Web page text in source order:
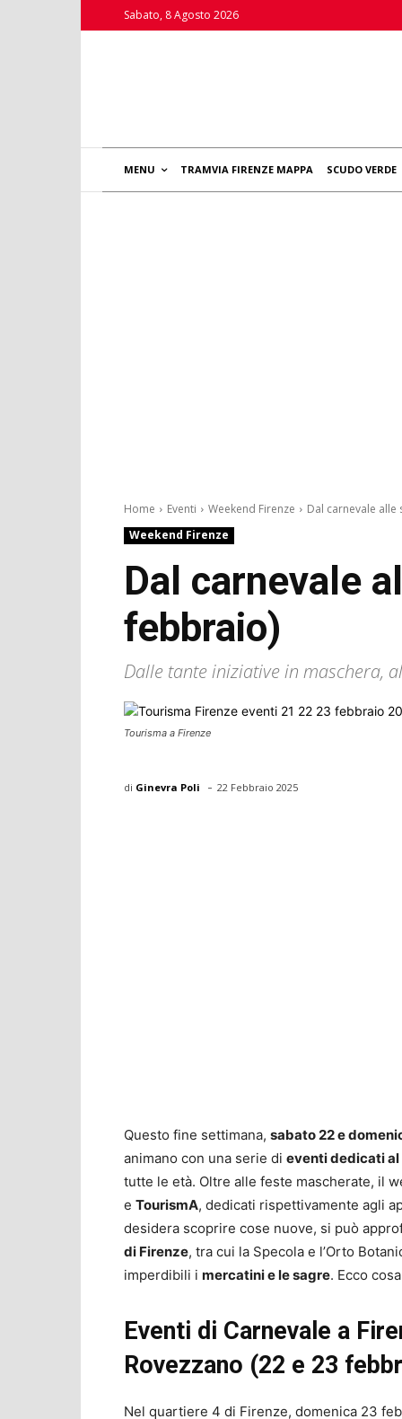
Sabato, 8 Agosto 2026
MENU TRAMVIA FIRENZE MAPPA SCUDO VERDE
Home Eventi Weekend Firenze
Dal carnevale alle
Weekend Firenze
Dal carnevale
febbraio)
Dalle tante iniziative in maschera,
Tourisma a Firenze
di Ginevra Poli - 22 Febbraio 2025
Questo fine settimana, sabato 22 e
animano con una serie di eventi dedicati al
tutte le età. Oltre alle feste mascherate, il
e TourismA, dedicati rispettivamente agli
desidera scoprire cose nuove, si può
di Firenze, tra cui la Specola e l’Orto
imperdibili i mercatini e le sagre. Ecco
Eventi di Carnevale a
Rovezzano (22 e 23
Nel quartiere 4 di Firenze, domenica 23